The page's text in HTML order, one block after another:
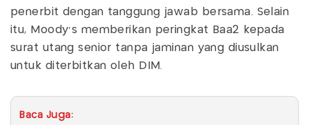
penerbit dengan tanggung jawab bersama. Selain
itu, Moody’s memberikan peringkat Baa2 kepada
surat utang senior tanpa jaminan yang diusulkan
untuk diterbitkan oleh DIM.
Baca Juga: